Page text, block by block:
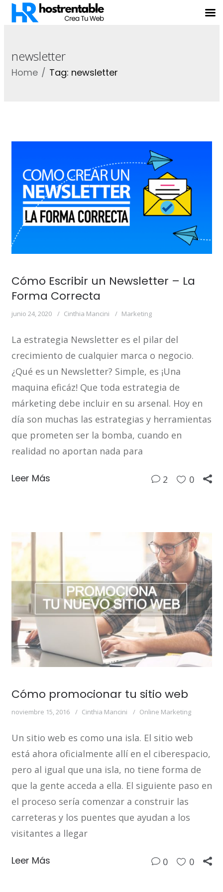
newsletter
Home Tag: newsletter
Cómo Escribir un Newsletter – La
Forma Correcta
junio 24, 2020 Cinthia Mancini Marketing
La estrategia Newsletter es el pilar del
crecimiento de cualquier marca o negocio.
¿Qué es un Newsletter? Simple, es ¡Una
maquina eficáz! Que toda estrategia de
márketing debe incluir en su arsenal. Hoy en
día son muchas las estrategias y herramientas
que prometen ser la bomba, cuando en
realidad no aportan nada para
Leer Más 2 0
Cómo promocionar tu sitio web
noviembre 15, 2016 Cinthia Mancini Online Marketing
Un sitio web es como una isla. El sitio web
está ahora oficialmente allí en el ciberespacio,
pero al igual que una isla, no tiene forma de
que la gente acceda a ella. El siguiente paso en
el proceso sería comenzar a construir las
carreteras y los puentes que ayudan a los
visitantes a llegar
Leer Más 0 0